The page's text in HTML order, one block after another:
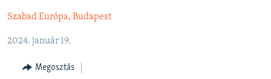
tartalomjegyzékre
ELEMZŐ
NER15
SZABADON
Szabad Európa, Budapest
2024. január 19.
Megosztás